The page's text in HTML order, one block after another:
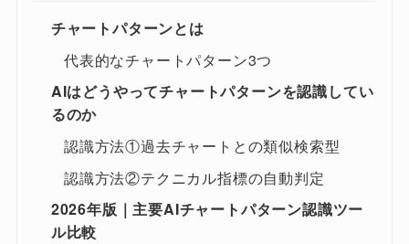
チャートパターンとは
代表的なチャートパターン3つ
AIはどうやってチャートパターンを認識してい
るのか
認識方法①過去チャートとの類似検索型
認識方法②テクニカル指標の自動判定
2026年版｜主要AIチャートパターン認識ツー
ル比較